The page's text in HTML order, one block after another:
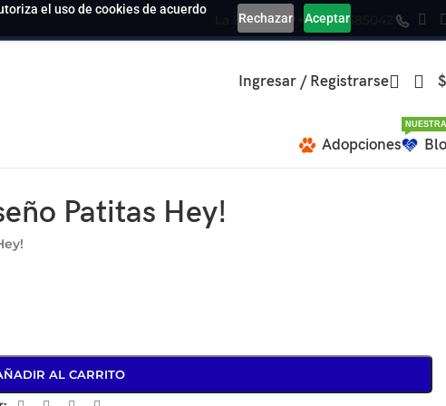
el uso de cookies de acuerdo
Rechazar Aceptar
La Serena +569 39585042
Ingresar / Registrarse $
Adopciones
Patitas Hey!
AL CARRITO